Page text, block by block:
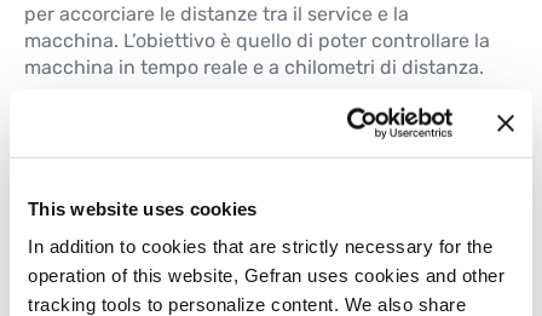
This website uses cookies
In addition to cookies that are strictly necessary for the
operation of this website, Gefran uses cookies and other
tracking tools to personalize content. We also share
per accorciare le distanze tra il service e la
macchina. L’obiettivo è quello di poter controllare la
macchina in tempo reale e a chilometri di distanza.
L’attenzione alle tematiche di
remotazione permette ai dispositiviGefran di
essere all’avanguardia quando si parla di Industry
4.0.